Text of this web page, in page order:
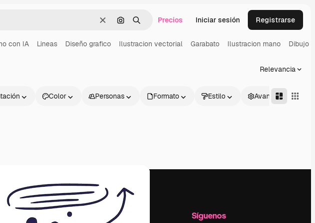
BorrarBuscar por imagen
BuscarPrecios Iniciar sesión Registrarse
con IA Lineas Diseño grafico Ilustracion vectorial Garabato Ilustracion mano Dibujo
Relevancia
Color Personas Formato Estilo Avanzado
Información útil Empresa Síguenos